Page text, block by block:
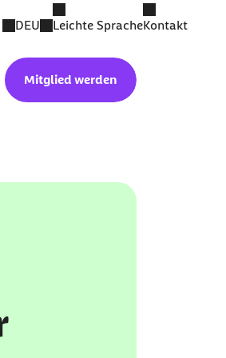
DEU Leichte SpracheKontakt
Mitglied werden